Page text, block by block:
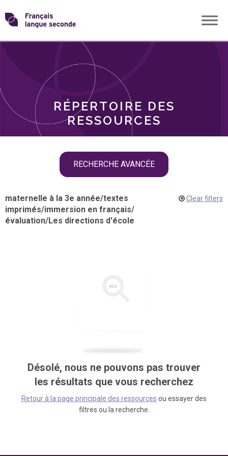
Skip
toTransformons
langue
RÉPERTOIRE DES
RESSOURCES
RECHERCHE AVANCÉE
THÈMES
maternelle à la 3e année/textes
imprimés/immersion en français/
évaluation/Les directions d'école
Clear filters
Désolé, nous ne pouvons pas trouver
les résultats que vous recherchez
Retour à la page principale des ressources ou essayer des
filtres ou la recherche.